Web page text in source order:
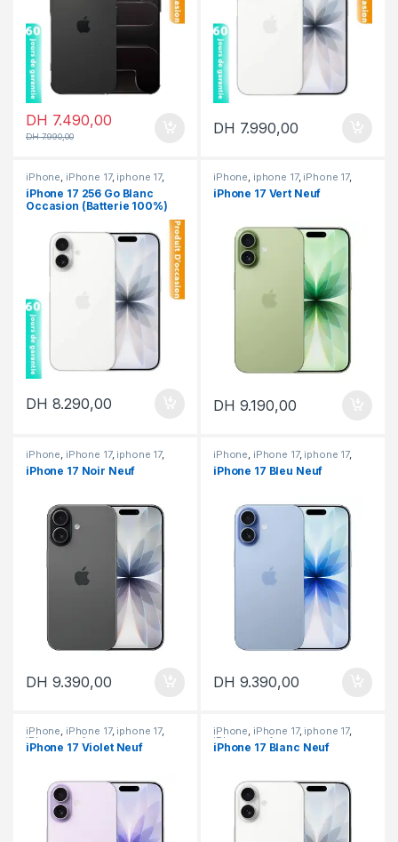
DH 7.490,00
DH7.990,00 DH 7.990,00
iPhone, iPhone 17, iphone 17,
iPhone occasion
iPhone 17 256 Go Blanc
Occasion (Batterie 100%)
DH 8.290,00
iPhone, iphone 17, iPhone 17,
iPhone neuf
iPhone 17 Vert Neuf
DH 9.190,00
iPhone iPhone 17, iphone 17,
iPhone neuf
iPhone 17 Noir Neuf
DH 9.390,00
iPhone iPhone 17, iphone 17,
iPhone neuf
iPhone 17 Bleu Neuf
DH 9.390,00
iPhone, iPhone 17, iphone 17,
iPhone neuf
iPhone 17 Violet Neuf
iPhone, iPhone 17, iphone 17,
iPhone neuf
iPhone 17 Blanc Neuf